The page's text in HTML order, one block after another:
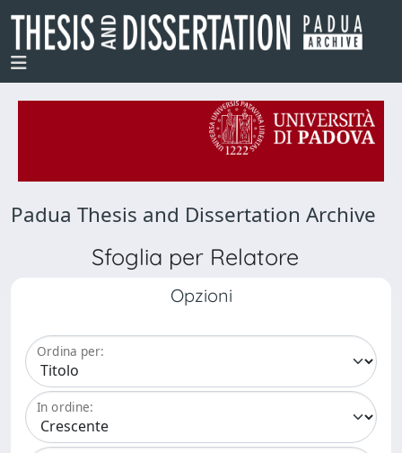
Padua Thesis and Dissertation Archive
Sfoglia per Relatore
Opzioni
Ordina per:
In ordine: